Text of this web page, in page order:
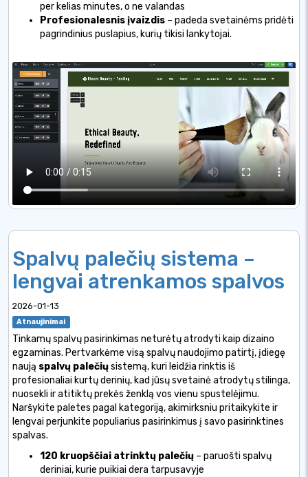
per kelias minutes, o ne valandas
Profesionalesnis įvaizdis – padeda svetainėms pridėti
pagrindinius puslapius, kurių tikisi lankytojai.
Spalvų palečių sistema –
lengvai atrenkamos spalvos
2026-01-13
Atnaujinimai
Tinkamų spalvų pasirinkimas neturėtų atrodyti kaip dizaino
egzaminas. Pertvarkėme visą spalvų naudojimo patirtį, įdiegę
naują spalvų palečiųsistemą, kuri leidžia rinktis iš
profesionaliai kurtų derinių, kad jūsų svetainė atrodytų stilinga,
nuosekli ir atitiktų prekės ženklą vos vienu spustelėjimu.
Naršykite paletes pagal kategoriją, akimirksniu pritaikykite ir
lengvai perjunkite populiarius pasirinkimus į savo pasirinktines
spalvas.
120 kruopščiai atrinktų palečių – paruošti spalvų
deriniai, kurie puikiai dera tarpusavyje